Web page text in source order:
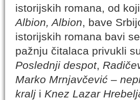
istorijskih romana, od
Albion, Albion, bave
istorijskih romana bavi
pažnju čitalaca privukli
Poslednji despot,
Marko Mrnjavčević –
kralj i Knez Lazar